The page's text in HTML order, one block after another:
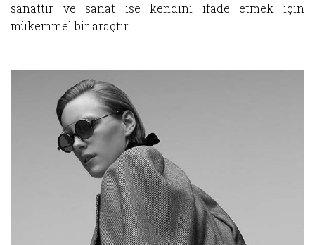
sanattır ve sanat ise kendini ifade etmek için
mükemmel bir araçtır.